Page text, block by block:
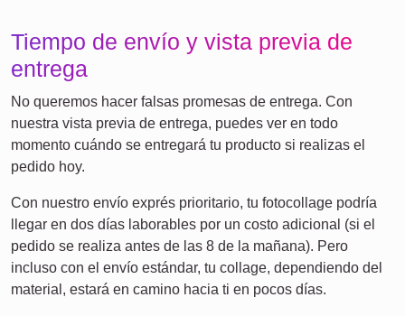
¡Muchas!
Amigos Escuela